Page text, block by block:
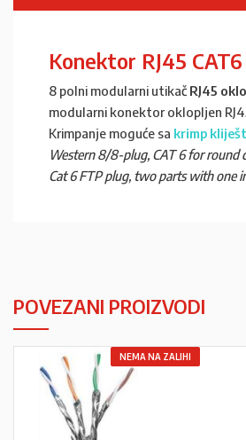
Konektor RJ45
8 polni modularni utikač RJ45
modularni konektor oklopljen
Krimpanje moguće sa krimp
Western 8/8-plug, CAT 6 for round
Cat 6 FTP plug, two parts with one
POVEZANI PROIZVODI
NEMA NA ZALIHI